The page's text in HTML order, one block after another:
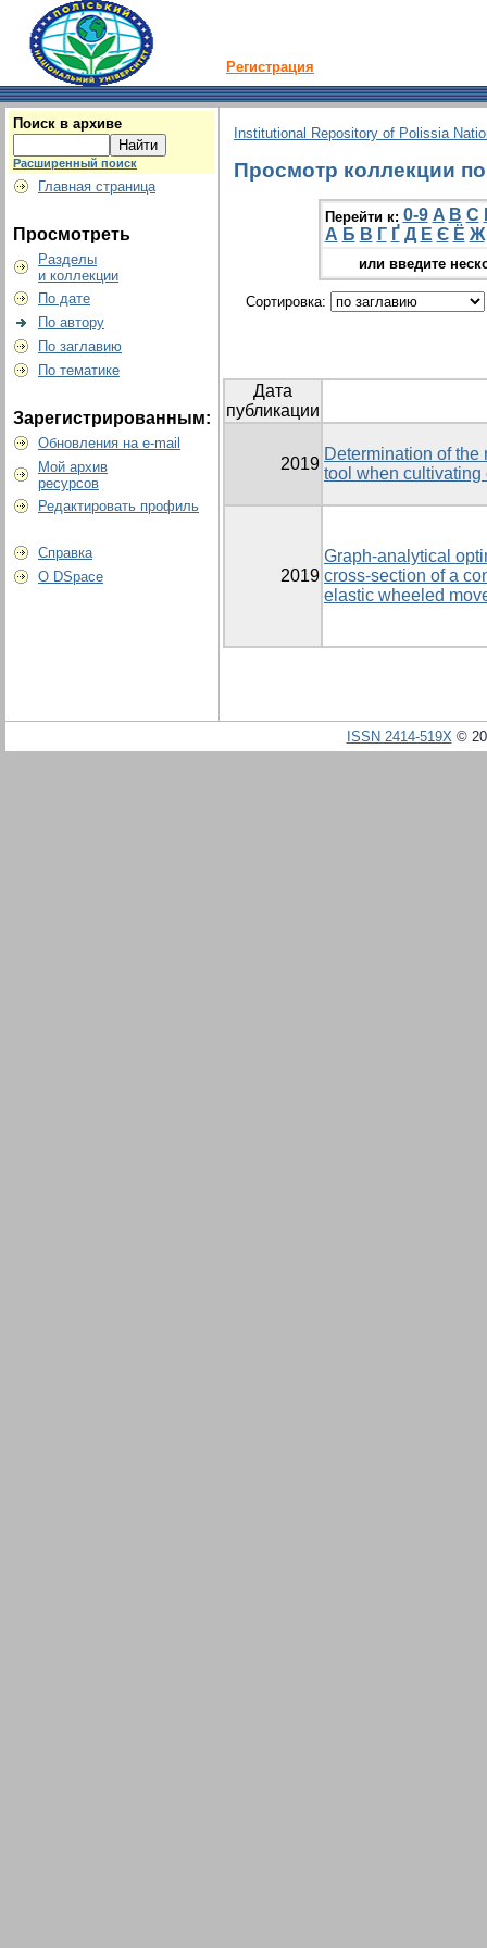
Регистрация
Поиск в архиве
Расширенный поиск
Главная страница
Просмотреть
Разделы
и коллекции
По дате
По автору
По заглавию
По тематике
Зарегистрированным:
Обновления на e-mail
Мой архив
ресурсов
Редактировать профиль
Справка
О DSpace
Institutional Repository of Polissia
Просмотр коллекции
Перейти к: 0-9 A B C
А Б В Г Ґ Д Е Є Ё Ж
или введите
Сортировка:
Дата
публикации
2019
Determination of
tool when
2019
Graph-analytical
cross-section of a
elastic wheeled
ISSN 2414-519X©